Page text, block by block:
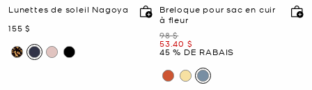
Lunettes de soleil Nagoya
maintenant
155 $
Breloque pour sac en cuir
à fleur
était
98 $
maintenant
53.40 $
45 % DE RABAIS